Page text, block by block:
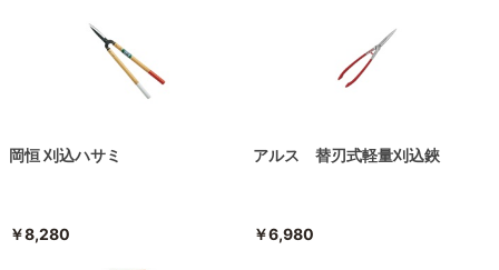
岡恒 刈込ハサミ
￥8,280
アルス 替刃式軽量刈込鋏
￥6,980